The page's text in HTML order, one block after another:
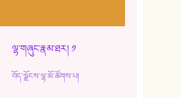
ལྷ་གཞུང་རྣམ་ཐར། ༡
བོད་ལྗོངས་ལྷ་མོ་ཚོགས་པ།